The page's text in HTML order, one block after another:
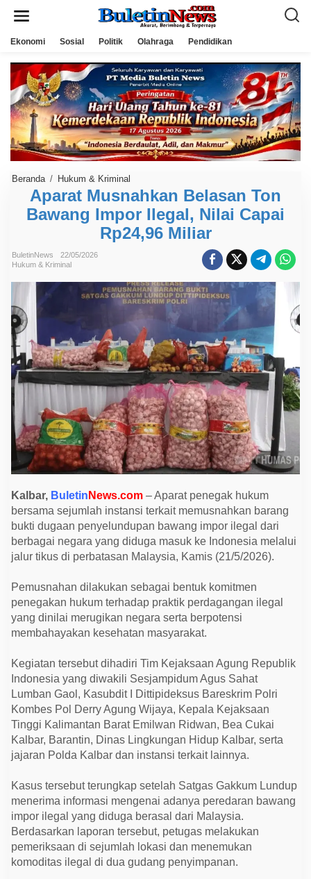
Ekonomi Sosial Politik Olahraga Pendidikan
Beranda / Hukum & Kriminal
a
r
a
t
M
a
h
k
n
B
e
l
a
s
a
n
T
o
n
B
a
w
a
g
I
m
p
o
r
I
l
g
l
,
i
i
C
a
p
a
R
p
2
4
9
6
M
i
i
a
Aparat Musnahkan Belasan Ton
Bawang Impor Ilegal, Nilai Capai
Rp24,96 Miliar
BuletinNews
22/05/2026
Hukum & Kriminal
Kalbar, Buletin News.com – Aparat penegak hukum
bersama sejumlah instansi terkait memusnahkan barang
bukti dugaan penyelundupan bawang impor ilegal dari
berbagai negara yang diduga masuk ke Indonesia melalui
jalur tikus di perbatasan Malaysia, Kamis (21/5/2026).
Pemusnahan dilakukan sebagai bentuk komitmen
penegakan hukum terhadap praktik perdagangan ilegal
yang dinilai merugikan negara serta berpotensi
membahayakan kesehatan masyarakat.
Kegiatan tersebut dihadiri Tim Kejaksaan Agung Republik
Indonesia yang diwakili Sesjampidum Agus Sahat
Lumban Gaol, Kasubdit I Dittipideksus Bareskrim Polri
Kombes Pol Derry Agung Wijaya, Kepala Kejaksaan
Tinggi Kalimantan Barat Emilwan Ridwan, Bea Cukai
Kalbar, Barantin, Dinas Lingkungan Hidup Kalbar, serta
jajaran Polda Kalbar dan instansi terkait lainnya.
Kasus tersebut terungkap setelah Satgas Gakkum Lundup
menerima informasi mengenai adanya peredaran bawang
impor ilegal yang diduga berasal dari Malaysia.
Berdasarkan laporan tersebut, petugas melakukan
pemeriksaan di sejumlah lokasi dan menemukan
komoditas ilegal di dua gudang penyimpanan.